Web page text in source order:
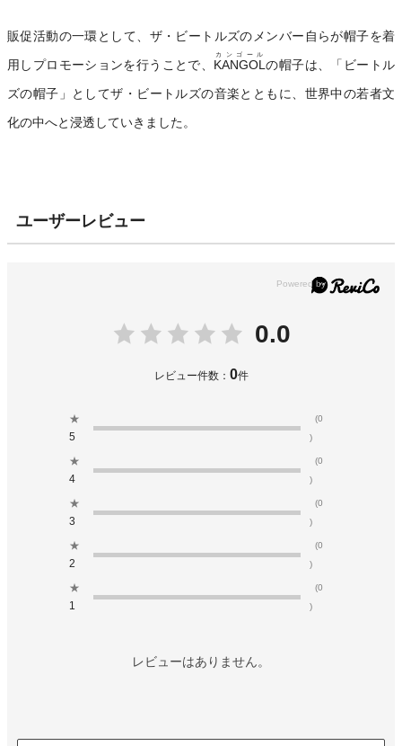
販促活動の一環として、ザ・ビートルズのメンバー自らが帽子を着
用しプロモーションを行うことで、 KANGOL
カンゴール
の帽子は、「ビートル
ズの帽子」としてザ・ビートルズの音楽とともに、世界中の若者文
化の中へと浸透していきました。
ユーザーレビュー
0.0
レビュー件数： 0件
★
5
(0
)
★
4
(0
)
★
3
(0
)
★
2
(0
)
★
1
(0
)
レビューはありません。